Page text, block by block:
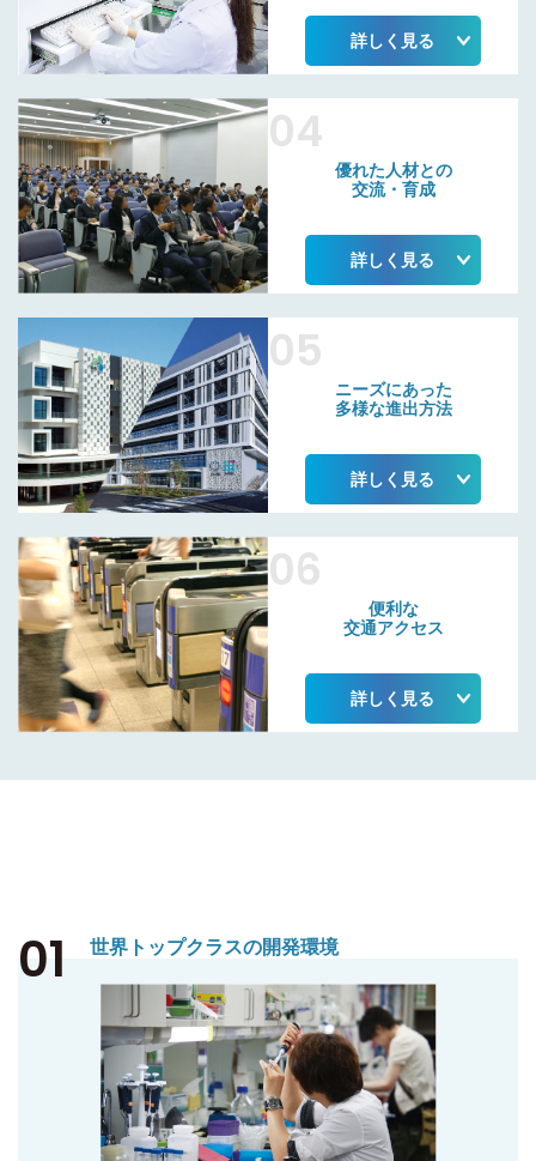
詳しく見る
04
優れた人材との
交流・育成
詳しく見る
05
ニーズにあった
多様な進出方法
詳しく見る
06
便利な
交通アクセス
詳しく見る
01 世界トップクラスの開発環境